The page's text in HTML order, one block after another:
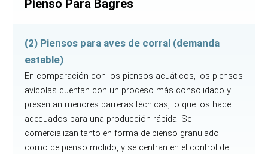
Pienso Para Bagres
(2) Piensos para aves de corral (demanda
estable)
En comparación con los piensos acuáticos, los piensos
avícolas cuentan con un proceso más consolidado y
presentan menores barreras técnicas, lo que los hace
adecuados para una producción rápida. Se
comercializan tanto en forma de pienso granulado
como de pienso molido, y se centran en el control de